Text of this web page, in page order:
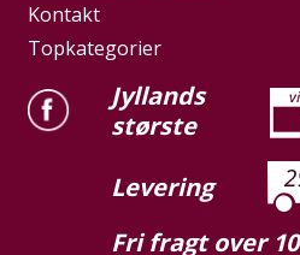
Kontakt
Topkategorier
Jyllands
største
Levering
Fri fragt over